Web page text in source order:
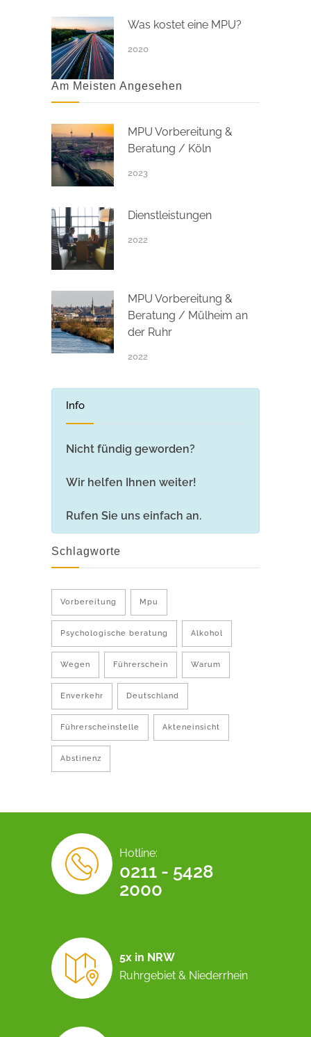
Was kostet eine MPU?
2020
Am Meisten Angesehen
MPU Vorbereitung &
Beratung / Köln
2023
Dienstleistungen
2022
MPU Vorbereitung &
Beratung / Mülheim an
der Ruhr
2022
Info
Nicht fündig geworden?
Wir helfen Ihnen weiter!
Rufen Sie uns einfach an.
Schlagworte
Vorbereitung Mpu
Psychologische beratung Alkohol
Wegen Führerschein Warum
Enverkehr Deutschland
Führerscheinstelle Akteneinsicht
Abstinenz
Hotline:
0211 - 5428
2000
5x in NRW
Ruhrgebiet & Niederrhein